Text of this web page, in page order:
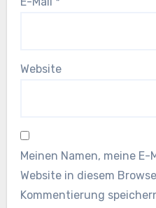
Website
Meinen Namen, meine
Website in diesem
Kommentierung